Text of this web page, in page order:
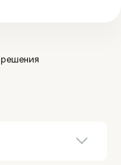
решения